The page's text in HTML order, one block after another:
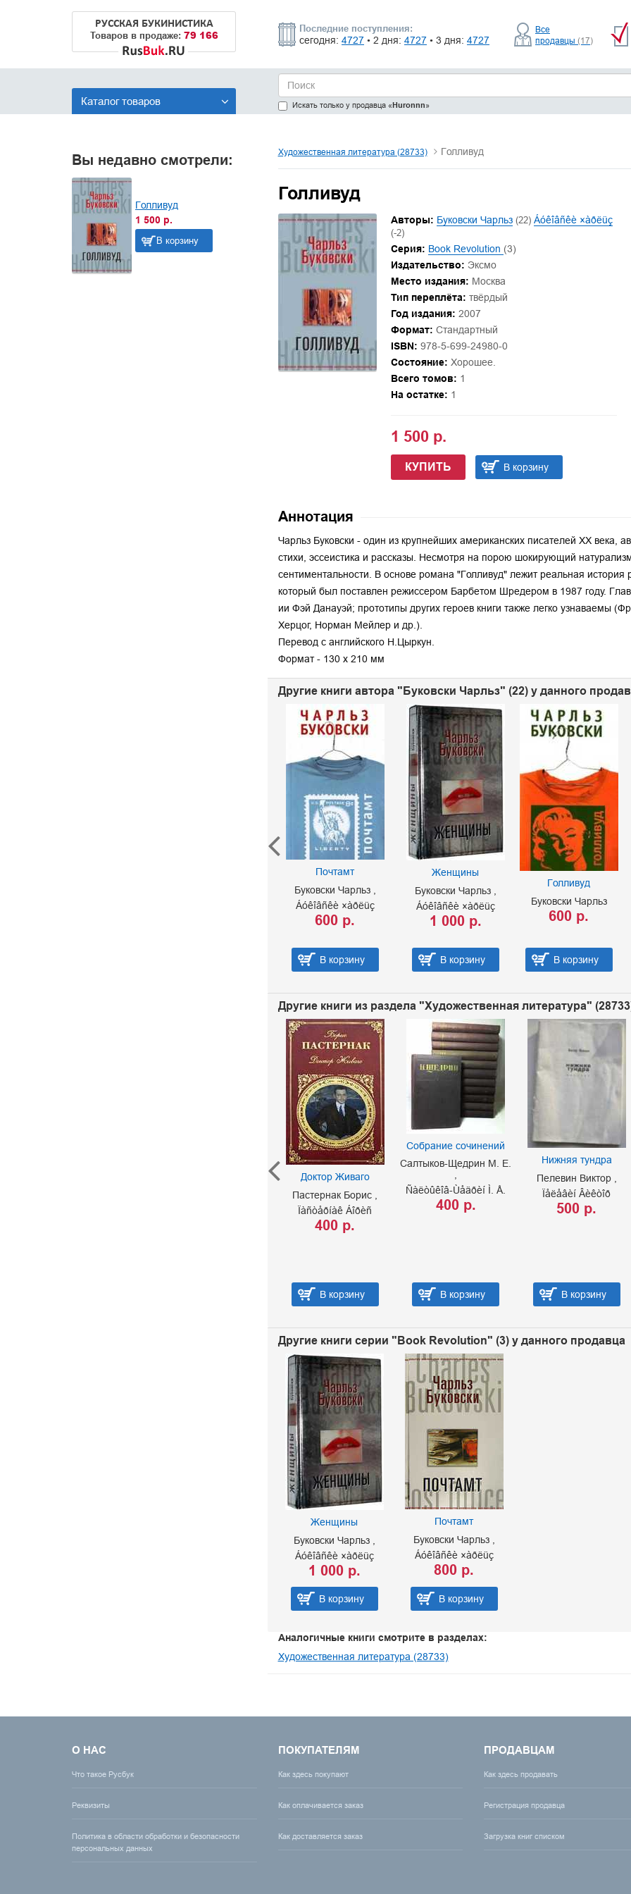
РУССКАЯ БУКИНИСТИКА
Товаров в продаже: 79 166
Последние поступления:
сегодня: 4727 • 2 дня: 4727 • 3 дня: 4727
Все
продавцы (17)
Каталог товаров Искать только у продавца «Huronnn»
Вы недавно смотрели:
Голливуд
1 500 р.
В корзину
Художественная литература (28733) Голливуд
Голливуд
Авторы: Буковски Чарльз (22) Áóêîâñêè ×àðëüç
(-2)
Серия: Book Revolution (3)
Издательство: Эксмо
Место издания: Москва
Тип переплёта: твёрдый
Год издания: 2007
Формат: Стандартный
ISBN: 978-5-699-24980-0
Состояние: Хорошее.
Всего томов: 1
На остатке: 1
1 500 р.
КУПИТЬ В корзину
Аннотация
Чарльз Буковски - один из крупнейших американских писателей ХХ века,
стихи, эссеистика и рассказы. Несмотря на порою шокирующий
сентиментальности. В основе романа "Голливуд" лежит реальная
который был поставлен режиссером Барбетом Шредером в 1987 году.
ии Фэй Данауэй; прототипы других героев книги также легко узнаваемы
Херцог, Норман Мейлер и др.).
Перевод с английского Н.Цыркун.
Формат - 130 х 210 мм
Другие книги автора "Буковски Чарльз" (22) у данного
Почтамт
Буковски Чарльз
Áóêîâñêè ×àðëüç
600 р.
В корзину
Женщины
Буковски Чарльз
Áóêîâñêè ×àðëüç
1 000 р.
В корзину
Голливуд
Буковски Чарльз
600 р.
В корзину
Другие книги из раздела "Художественная литература"
Доктор Живаго
Пастернак Борис
Ïàñòåðíàê Áîðèñ
400 р.
В корзину
Собрание сочинений
Салтыков-Щедрин М. Е.
Ñàëòûêîâ-Ùåäðèí Ì. Å.
400 р.
В корзину
Нижняя тундра
Пелевин Виктор
Ïåëåâèí Âèêòîð
500 р.
В корзину
Другие книги серии "Book Revolution" (3) у данного продавца
Женщины
Буковски Чарльз
Áóêîâñêè ×àðëüç
1 000 р.
В корзину
Почтамт
Буковски Чарльз
Áóêîâñêè ×àðëüç
800 р.
В корзину
Аналогичные книги смотрите в разделах:
Художественная литература (28733)
О НАС
Что такое Русбук
Реквизиты
Политика в области обработки и безопасности
персональных данных
ПОКУПАТЕЛЯМ
Как здесь покупают
Как оплачивается заказ
Как доставляется заказ
ПРОДАВЦАМ
Как здесь продавать
Регистрация продавца
Загрузка книг списком